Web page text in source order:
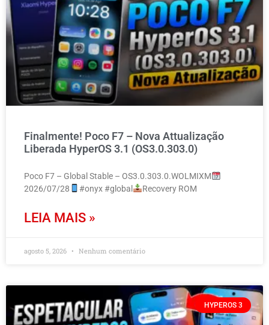
Finalmente! Poco F7 – Nova Attualização
Liberada HyperOS 3.1 (OS3.0.303.0)
Poco F7 – Global Stable – OS3.0.303.0.WOLMIXM
2026/07/28
#onyx #global Recovery ROM
LEIA MAIS »
agosto 5, 2026 Nenhum comentário
HYPEROS 3